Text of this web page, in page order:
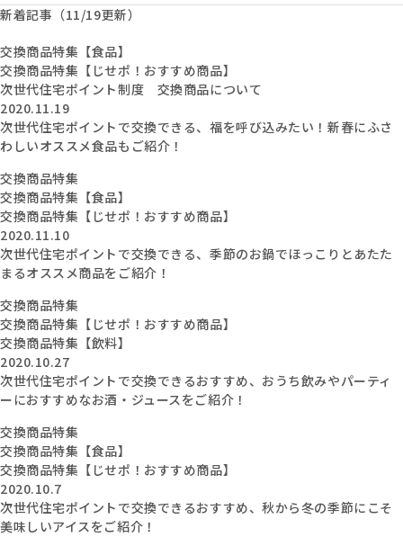
新着記事（11/19更新）
交換商品特集【食品】
交換商品特集【じせポ！おすすめ商品】
次世代住宅ポイント制度 交換商品について
2020.11.19
次世代住宅ポイントで交換できる、福を呼び込みたい！新春にふさ
わしいオススメ食品もご紹介！
交換商品特集
交換商品特集【食品】
交換商品特集【じせポ！おすすめ商品】
2020.11.10
次世代住宅ポイントで交換できる、季節のお鍋でほっこりとあたた
まるオススメ商品をご紹介！
交換商品特集
交換商品特集【じせポ！おすすめ商品】
交換商品特集【飲料】
2020.10.27
次世代住宅ポイントで交換できるおすすめ、おうち飲みやパーティ
ーにおすすめなお酒・ジュースをご紹介！
交換商品特集
交換商品特集【食品】
交換商品特集【じせポ！おすすめ商品】
2020.10.7
次世代住宅ポイントで交換できるおすすめ、秋から冬の季節にこそ
美味しいアイスをご紹介！